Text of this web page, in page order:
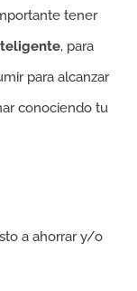
tener
, para
para alcanzar
conociendo tu
a ahorrar y/o